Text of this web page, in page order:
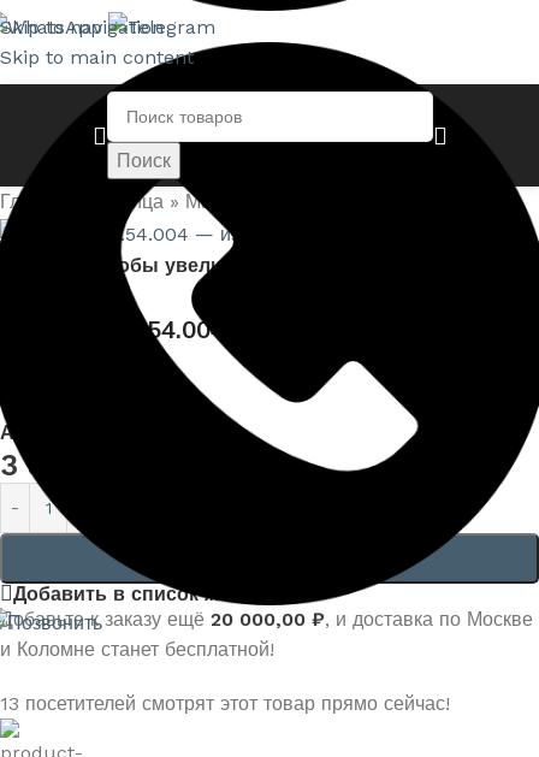
Skip to navigation
Skip to main content
Поиск
Главная страница » Магазин
Нажмите, чтобы увеличить
Наличник 1.54.004
Артикул:
3 801,00
Добавить в список желаний
Добавьте к заказу ещё 20 000,00 ₽, и доставка по Москве
и Коломне станет бесплатной!
13 посетителей смотрят этот товар прямо сейчас!
Поиск